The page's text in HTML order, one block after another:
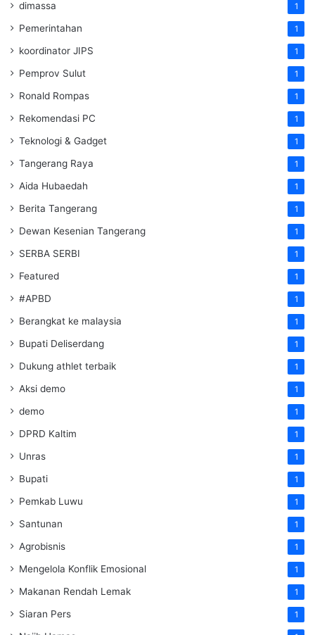
dimassa 1
Pemerintahan 1
koordinator JIPS 1
Pemprov Sulut 1
Ronald Rompas 1
Rekomendasi PC 1
Teknologi & Gadget 1
Tangerang Raya 1
Aida Hubaedah 1
Berita Tangerang 1
Dewan Kesenian Tangerang 1
SERBA SERBI 1
Featured 1
#APBD 1
Berangkat ke malaysia 1
Bupati Deliserdang 1
Dukung athlet terbaik 1
Aksi demo 1
demo 1
DPRD Kaltim 1
Unras 1
Bupati 1
Pemkab Luwu 1
Santunan 1
Agrobisnis 1
Mengelola Konflik Emosional 1
Makanan Rendah Lemak 1
Siaran Pers 1